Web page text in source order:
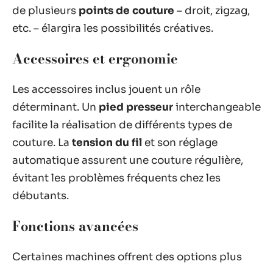
de plusieurs points de couture – droit, zigzag,
etc. – élargira les possibilités créatives.
Accessoires et ergonomie
Les accessoires inclus jouent un rôle
déterminant. Un pied presseurinterchangeable
facilite la réalisation de différents types de
couture. La tension du fil et son réglage
automatique assurent une couture régulière,
évitant les problèmes fréquents chez les
débutants.
Fonctions avancées
Certaines machines offrent des options plus